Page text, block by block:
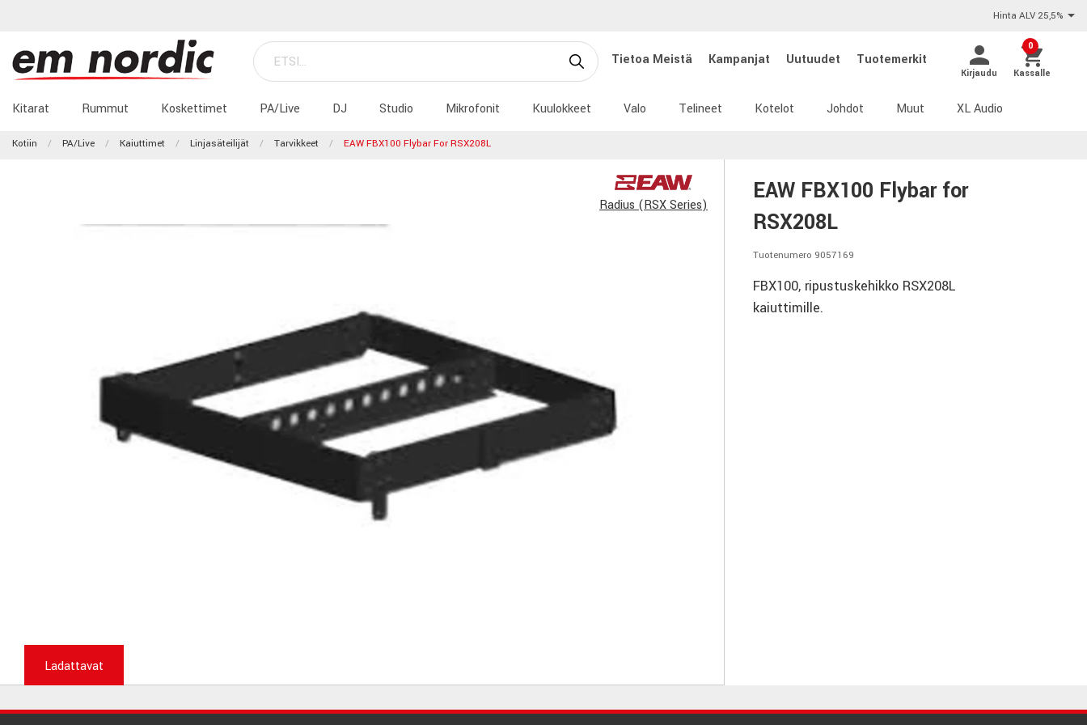
Hinta ALV 25,5%
Tietoa Meistä Kampanjat Uutuudet Tuotemerkit
Kirjaudu
0
Kassalle
Kitarat Rummut Koskettimet PA/Live DJ Studio Mikrofonit Kuulokkeet Valo Telineet Kotelot Johdot Muut XL Audio
Kotiin PA/Live Kaiuttimet Linjasäteilijät Tarvikkeet EAW FBX100 Flybar For RSX208L
Radius (RSX Series)
EAW FBX100 Flybar for
RSX208L
Tuotenumero 9057169
FBX100, ripustuskehikko RSX208L
kaiuttimille.
Ladattavat